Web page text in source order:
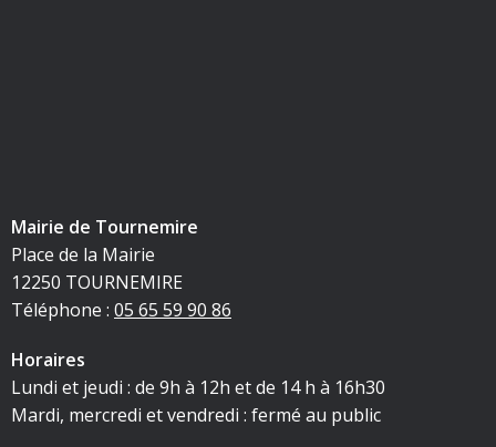
Mairie de Tournemire
Place de la Mairie
12250 TOURNEMIRE
Téléphone : 05 65 59 90 86
Horaires
Lundi et jeudi : de 9h à 12h et de 14 h à 16h30
Mardi, mercredi et vendredi : fermé au public